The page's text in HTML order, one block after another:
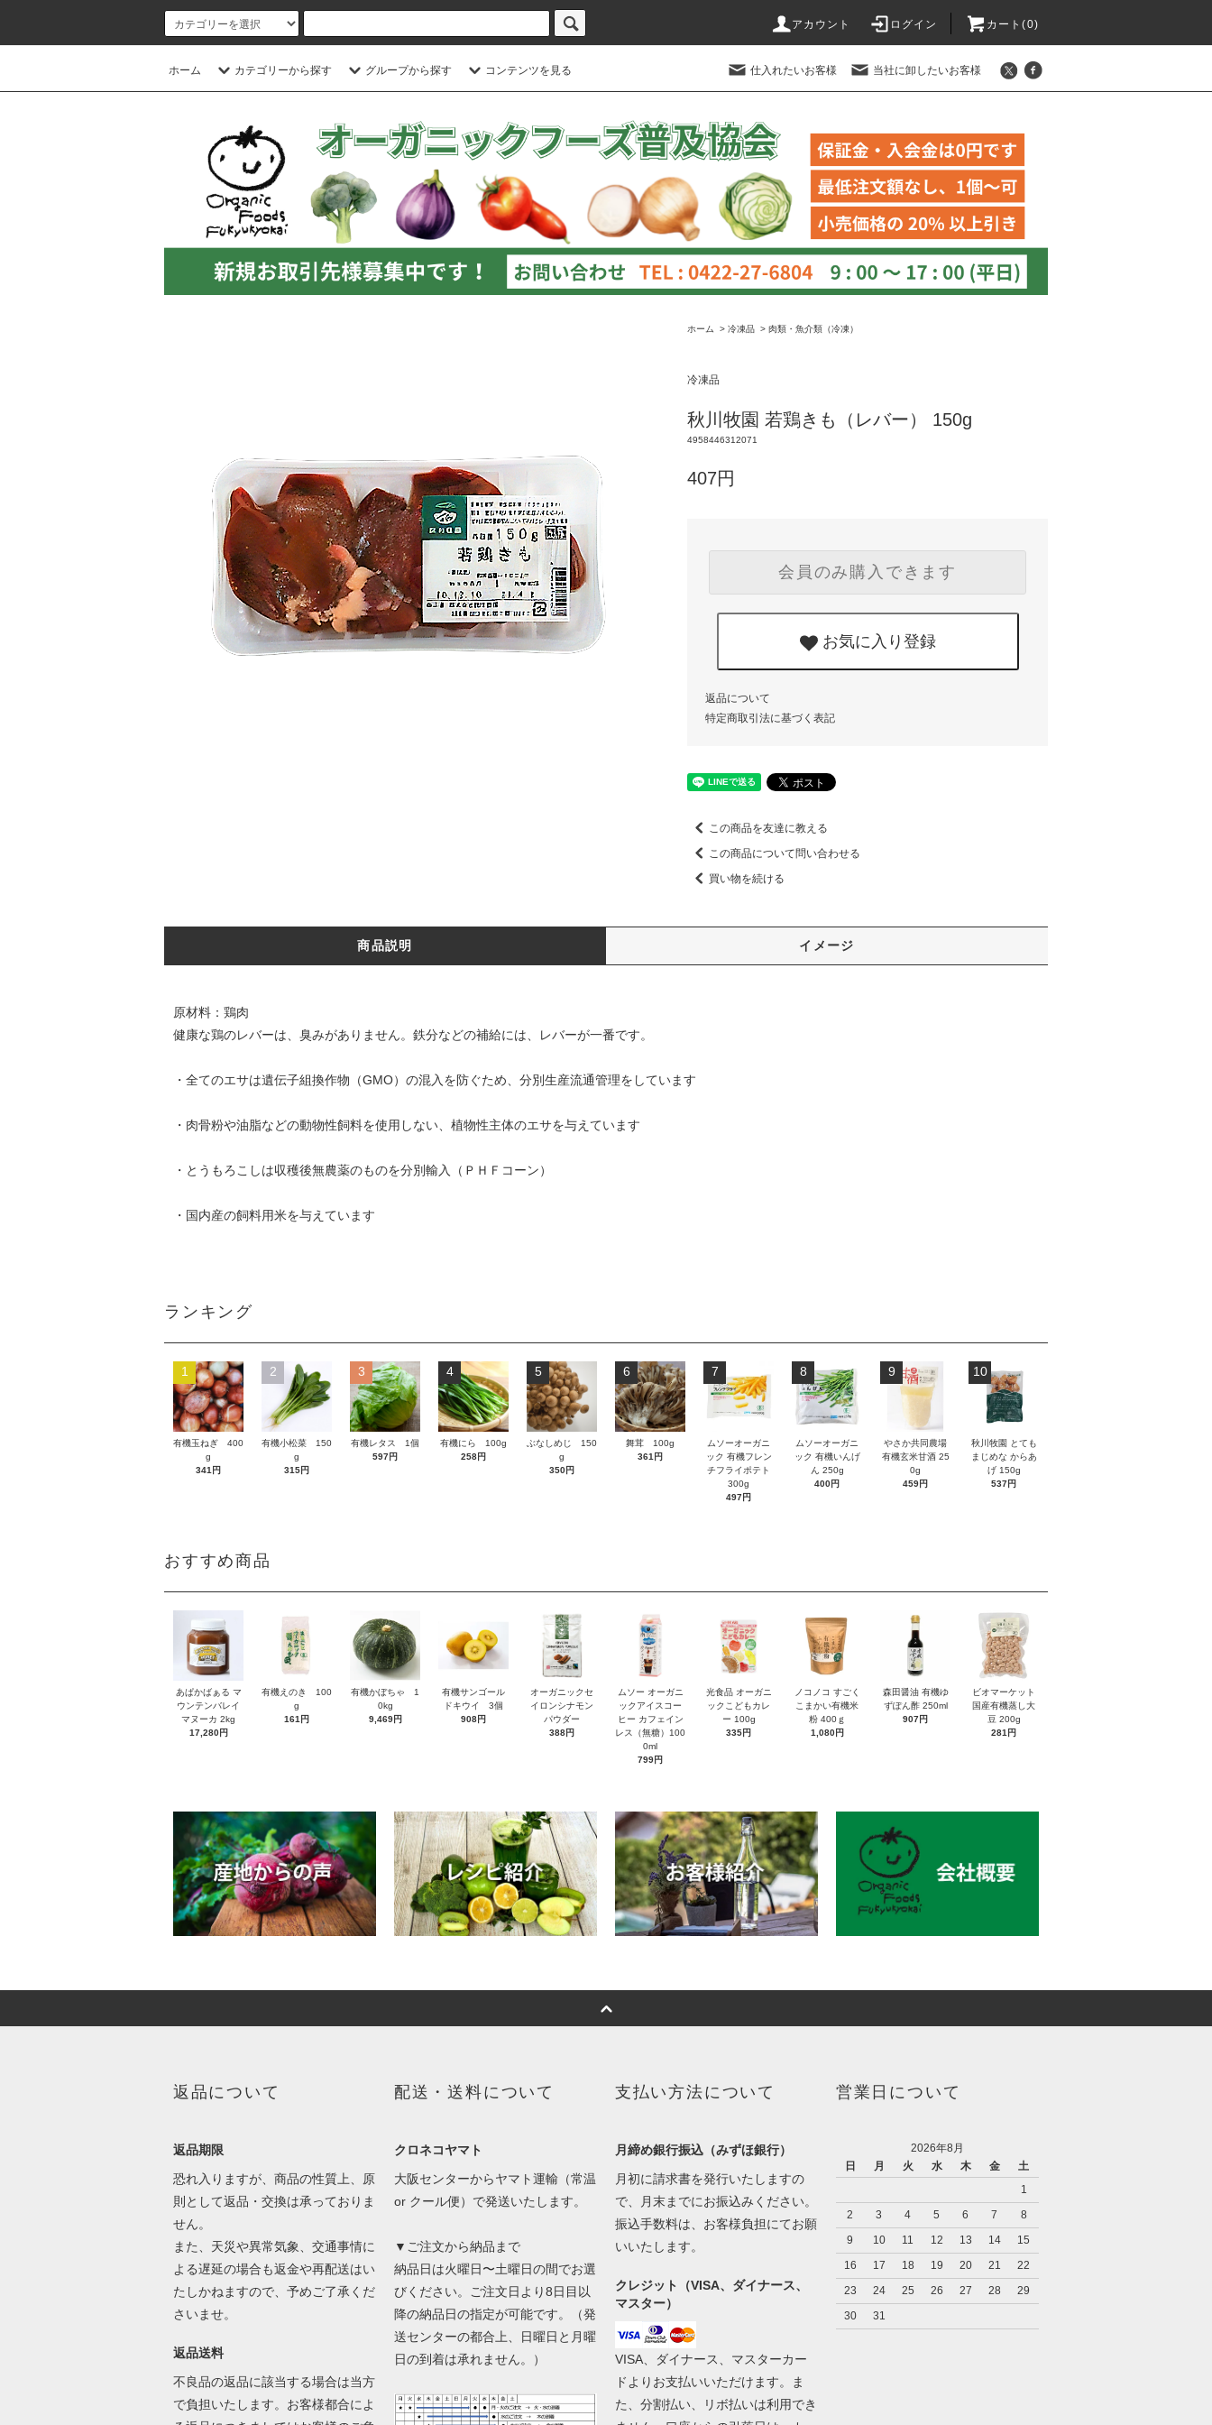
アカウント ログイン カート(0)
ホーム カテゴリーから探す グループから探す コンテンツを見る 仕入れたいお客様 当社に卸したいお客様
ホーム > 冷凍品 > 肉類・魚介類（冷凍）
冷凍品
秋川牧園 若鶏きも（レバー） 150g
4958446312071
407円
会員のみ購入できます
お気に入り登録
返品について
特定商取引法に基づく表記
この商品を友達に教える
この商品について問い合わせる
買い物を続ける
商品説明 イメージ
原材料：鶏肉
健康な鶏のレバーは、臭みがありません。鉄分などの補給には、レバーが一番です。
・全てのエサは遺伝子組換作物（GMO）の混入を防ぐため、分別生産流通管理をしています
・肉骨粉や油脂などの動物性飼料を使用しない、植物性主体のエサを与えています
・とうもろこしは収穫後無農薬のものを分別輸入（ＰＨＦコーン）
・国内産の飼料用米を与えています
ランキング
1
有機玉ねぎ 400
g
341円
2
有機小松菜 150
g
315円
3
有機レタス 1個
597円
4
有機にら 100g
258円
5
ぶなしめじ 150
g
350円
6
舞茸 100g
361円
7
ムソーオーガニ
ック 有機フレン
チフライポテト
300g
497円
8
ムソーオーガニ
ック 有機いんげ
ん 250g
400円
9
やさか共同農場
有機玄米甘酒 25
0g
459円
10
秋川牧園 とても
まじめな からあ
げ 150g
537円
おすすめ商品
あぱかばぁる マ
ウンテンバレイ
マヌーカ 2kg
17,280円
有機えのき 100
g
161円
有機かぼちゃ 1
0kg
9,469円
有機サンゴール
ドキウイ 3個
908円
オーガニックセ
イロンシナモン
パウダー
388円
ムソー オーガニ
ックアイスコー
ヒー カフェイン
レス（無糖）100
0ml
799円
光食品 オーガニ
ックこどもカレ
ー 100g
335円
ノコノコ すごく
こまかい有機米
粉 400ｇ
1,080円
森田醤油 有機ゆ
ずぽん酢 250ml
907円
ビオマーケット
国産有機蒸し大
豆 200g
281円
返品について
返品期限
恐れ入りますが、商品の性質上、原
則として返品・交換は承っておりま
せん。
また、天災や異常気象、交通事情に
よる遅延の場合も返金や再配送はい
たしかねますので、予めご了承くだ
さいませ。
返品送料
不良品の返品に該当する場合は当方
で負担いたします。お客様都合によ
配送・送料について
クロネコヤマト
大阪センターからヤマト運輸（常温
or クール便）で発送いたします。
▼ご注文から納品まで
納品日は火曜日〜土曜日の間でお選
びください。ご注文日より8日目以
降の納品日の指定が可能です。（発
送センターの都合上、日曜日と月曜
日の到着は承れません。）
支払い方法について
月締め銀行振込（みずほ銀行）
月初に請求書を発行いたしますの
で、月末までにお振込みください。
振込手数料は、お客様負担にてお願
いいたします。
クレジット（VISA、ダイナース、
マスター）
VISA、ダイナース、マスターカー
ドよりお支払いいただけます。ま
た、分割払い、リボ払いは利用でき
営業日について
2026年8月
日
月 火 水 木 金
土
1
2
3 4 5 6 7
8
9
10 11 12 13 14
15
16
17 18 19 20 21
22
23
24 25 26 27 28
29
30
31